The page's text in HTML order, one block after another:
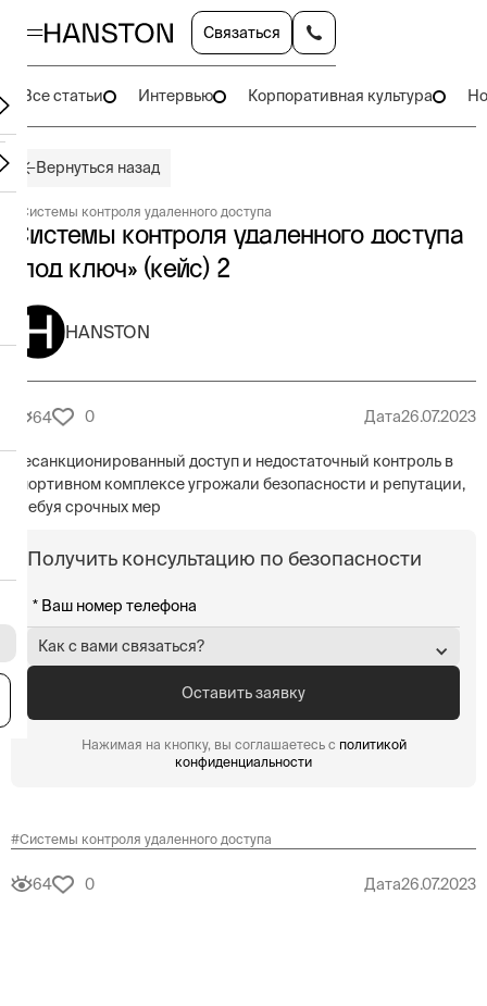
Связаться
Все статьи Интервью Корпоративная культура
Вернуться назад
Системы контроля удаленного доступа
«под ключ» (кейс) 2
Системы контроля удаленного доступа
HANSTON
64 0 Дата26.07.2023
Несанкционированный доступ и недостаточный контроль в
спортивном комплексе угрожали безопасности и репутации,
требуя срочных мер
Получить консультацию по безопасности
Как с вами связаться?
Нажимая на кнопку, вы соглашаетесь с политикой
конфиденциальности
#Системы контроля удаленного доступа
64 0 Дата26.07.2023